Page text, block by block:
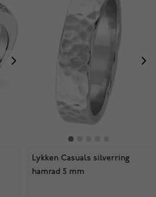
Lykken Casuals silverring
hamrad 5 mm